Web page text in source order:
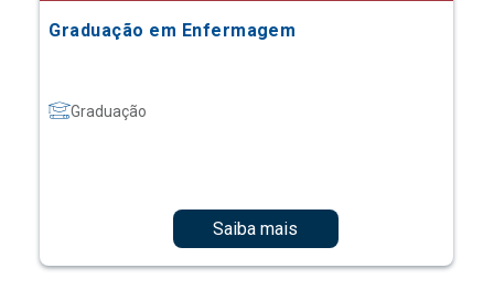
Graduação em Enfermagem
Graduação
Saiba mais